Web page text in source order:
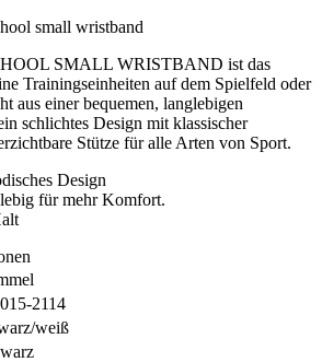
small wristband
SMALL WRISTBAND ist das
Trainingseinheiten auf dem Spielfeld oder
aus einer bequemen, langlebigen
schlichtes Design mit klassischer
Stütze für alle Arten von Sport.
Design
für mehr Komfort.
2114
weiß